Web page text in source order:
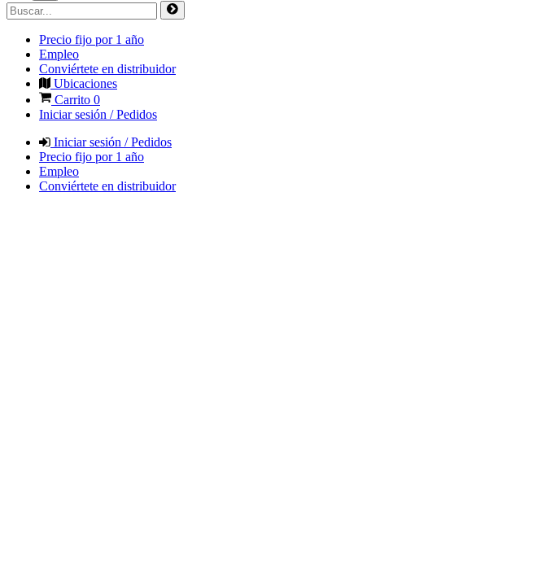
Precio fijo por 1 año
Empleo
Conviértete en distribuidor
Ubicaciones
Carrito 0
Iniciar sesión / Pedidos
Iniciar sesión / Pedidos
Precio fijo por 1 año
Empleo
Conviértete en distribuidor